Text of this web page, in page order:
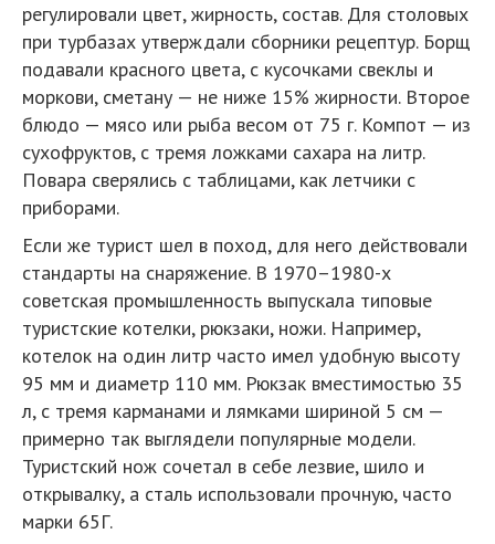
регулировали цвет, жирность, состав. Для столовых
при турбазах утверждали сборники рецептур. Борщ
подавали красного цвета, с кусочками свеклы и
моркови, сметану — не ниже 15% жирности. Второе
блюдо — мясо или рыба весом от 75 г. Компот — из
сухофруктов, с тремя ложками сахара на литр.
Повара сверялись с таблицами, как летчики с
приборами.
Если же турист шел в поход, для него действовали
стандарты на снаряжение. В 1970–1980-х
советская промышленность выпускала типовые
туристские котелки, рюкзаки, ножи. Например,
котелок на один литр часто имел удобную высоту
95 мм и диаметр 110 мм. Рюкзак вместимостью 35
л, с тремя карманами и лямками шириной 5 см —
примерно так выглядели популярные модели.
Туристский нож сочетал в себе лезвие, шило и
открывалку, а сталь использовали прочную, часто
марки 65Г.